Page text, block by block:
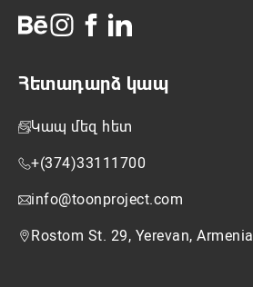
Հետադարձ կապ
Կապ մեզ հետ
+(374)33111700
info@toonproject.com
Rostom St. 29, Yerevan, Armenia